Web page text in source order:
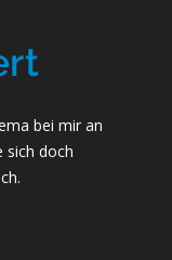
bei mir an
sich doch